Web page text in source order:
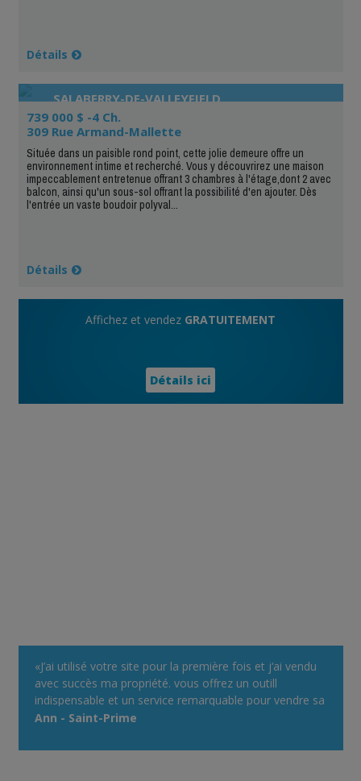
Détails
SALABERRY-DE-VALLEYFIELD
739 000 $ -4 Ch.
309 Rue Armand-Mallette
Située dans un paisible rond point, cette jolie demeure offre un
environnement intime et recherché. Vous y découvrirez une maison
impeccablement entretenue offrant 3 chambres à l'étage,dont 2 avec
balcon, ainsi qu'un sous-sol offrant la possibilité d'en ajouter. Dès
l'entrée un vaste boudoir polyval...
Détails
Affichez et vendez GRATUITEMENT
Détails ici
«J’ai utilisé votre site pour la première fois et j‘ai vendu
avec succès ma propriété. vous offrez un outill
indispensable et un service remarquable pour vendre sa
propriété. ... C'est GRATUIT très facile à utiliser, et
types d’annonces, votre siteest totalement spécialisé en
Ann - Saint-Prime